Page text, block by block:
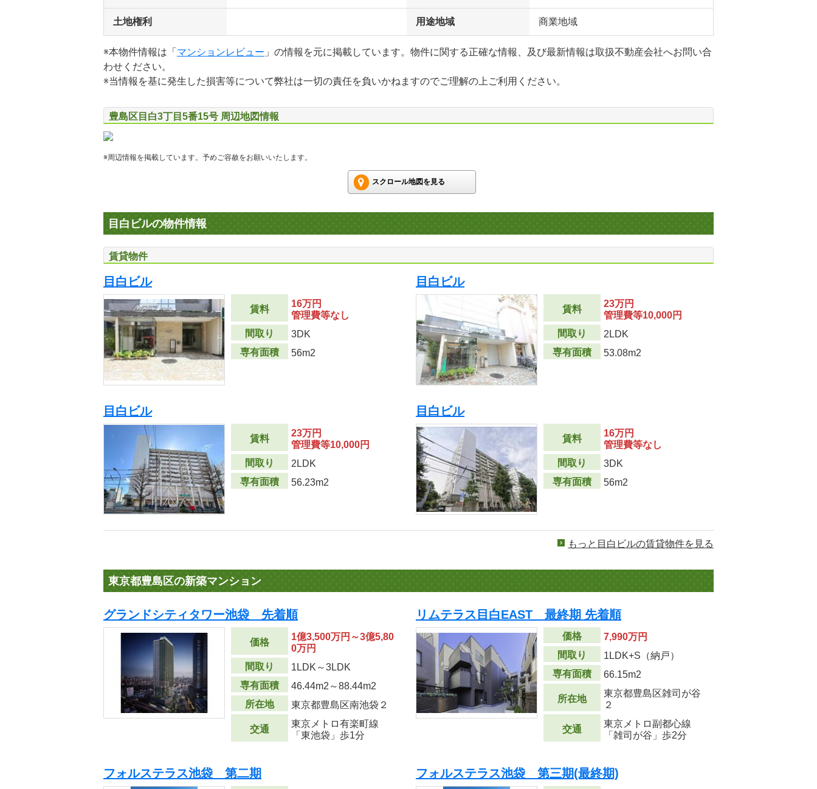
土地権利 用途地域 商業地域
※本物件情報は「 マンションレビュー 」の情報を元に掲載しています。物件に関する正確な情報、及び最新情報は取扱不動産会社へお問い合
わせください。
※当情報を基に発生した損害等について弊社は一切の責任を負いかねますのでご理解の上ご利用ください。
豊島区目白3丁目5番15号 周辺地図情報
※周辺情報を掲載しています。予めご容赦をお願いいたします。
スクロール地図を見る
目白ビルの物件情報
賃貸物件
目白ビル
賃料
16万円
管理費等なし
間取り
3DK
専有面積
56m2
目白ビル
賃料
23万円
管理費等10,000円
間取り
2LDK
専有面積
53.08m2
目白ビル
賃料
23万円
管理費等10,000円
間取り
2LDK
専有面積
56.23m2
目白ビル
賃料
16万円
管理費等なし
間取り
3DK
専有面積
56m2
もっと目白ビルの賃貸物件を見る
東京都豊島区の新築マンション
グランドシティタワー池袋 先着順
価格
1億3,500万円～3億5,80
0万円
間取り
1LDK～3LDK
専有面積
46.44m2 ～88.44m2
所在地
東京都豊島区南池袋２
交通
東京メトロ有楽町線
「東池袋」歩1分
リムテラス目白EAST 最終期 先着順
価格
7,990万円
間取り
1LDK+S（納戸）
専有面積
66.15m2
所在地
東京都豊島区雑司が谷
２
交通
東京メトロ副都心線
「雑司が谷」歩2分
フォルステラス池袋 第二期 フォルステラス池袋 第三期(最終期)